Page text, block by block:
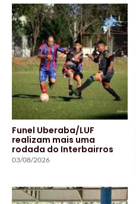
Funel Uberaba/LUF
realizam mais uma
rodada do Interbairros
03/08/2026